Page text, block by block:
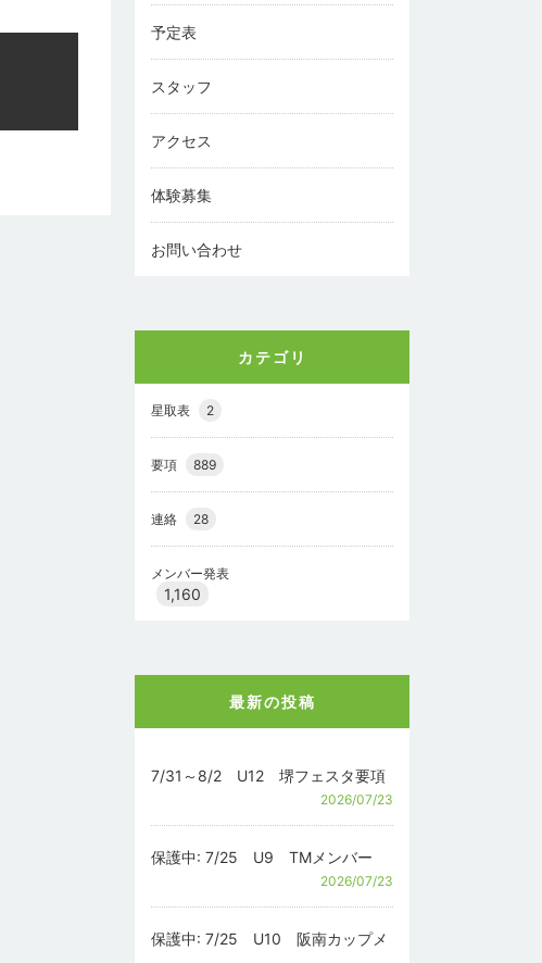
予定表
スタッフ
アクセス
体験募集
お問い合わせ
カテゴリ
星取表 2
要項 889
連絡 28
メンバー発表
1,160
最新の投稿
7/31～8/2 U12 堺フェスタ要項
2026/07/23
保護中: 7/25 U9 TMメンバー
2026/07/23
保護中: 7/25 U10 阪南カップメ